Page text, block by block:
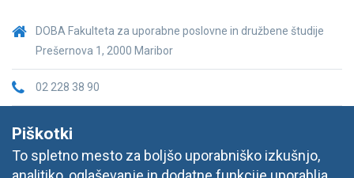
DOBA Fakulteta za uporabne poslovne in družbene študije
Prešernova 1, 2000 Maribor
02 228 38 90
Piškotki
To spletno mesto za boljšo uporabniško izkušnjo,